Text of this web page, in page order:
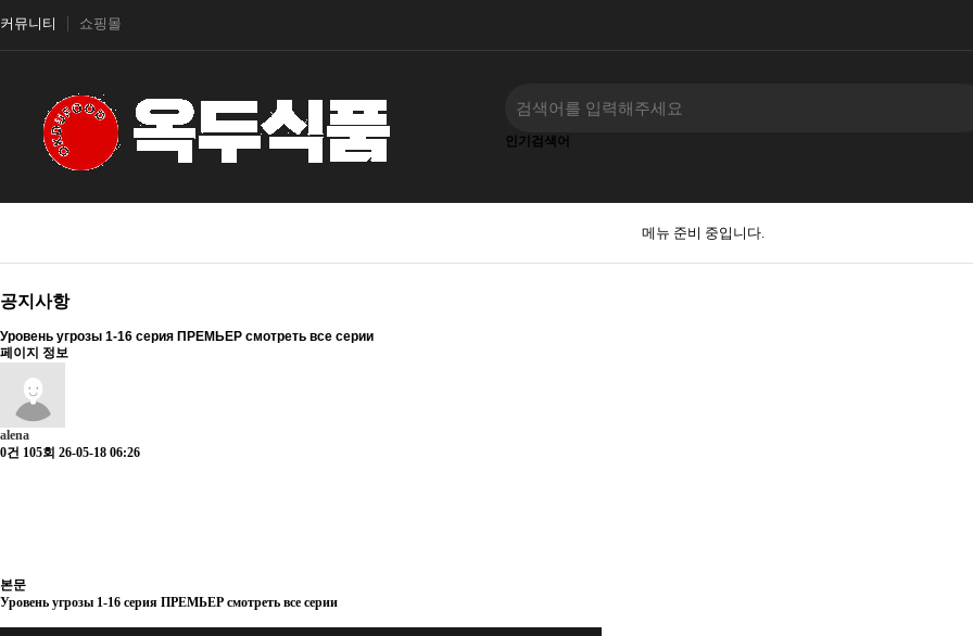
커뮤니티 쇼핑몰
인기검색어
메뉴 준비 중입니다.
공지사항
Уровень угрозы 1-16 серия ПРЕМЬЕР смотреть все серии
페이지 정보
alena
0건 105회 26-05-18 06:26
본문
Уровень угрозы 1-16 серия ПРЕМЬЕР смотреть все серии